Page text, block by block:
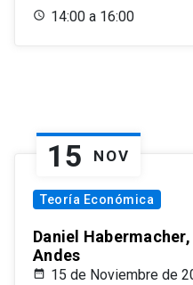
14:00 a 16:00
15 NOV
Teoría Económica
Daniel
Andes
15 de Noviembre de